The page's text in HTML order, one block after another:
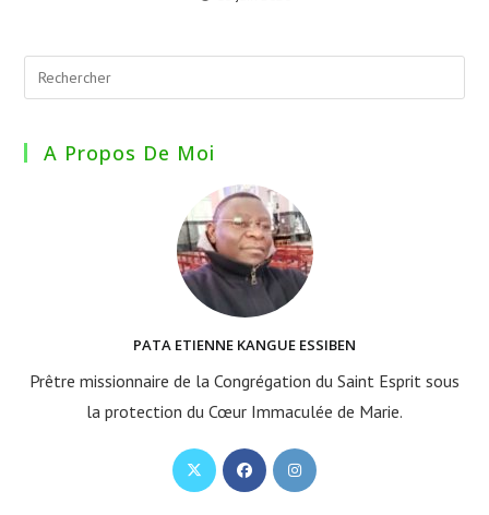
A Propos De Moi
PATA ETIENNE KANGUE ESSIBEN
Prêtre missionnaire de la Congrégation du Saint Esprit sous
la protection du Cœur Immaculée de Marie.
S’ouvre
dans
S’ouvre
dans
S’ouvre